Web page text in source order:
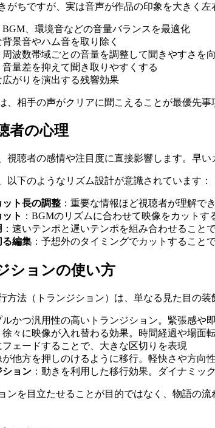
がちですが、実は音声が作品の印象を大きく
BGM、環境音などの音量バランスを最適化
背景音やハム音を取り除く
周波数帯域ごとの音量を調整して聞きやすさを
音量差を抑えて聞き取りやすくする
がりを演出する残響効果
、相手の声がクリアに聞こえることが最優先
者の心理
視聴者の感情や注目度に直接影響します。早
以下のようなリズム設計が意識されています：
ト長の調整 ：重要な情報ほど視聴者が理解で
ト ：BGMのリズムに合わせて映像をカットす
：速いテンポと遅いテンポを組み合わせること
る編集 ：予想外のタイミングでカットすること
ションの使い方
方法（トランジション）は、単なる見た目の
ルかつ汎用性の高いトランジション。緊張感や
徐々に映像が入れ替わる効果。時間経過や場面
フェードすることで、大きな区切りを表現
他方を押しのけるように移行。軽快さや方向
ション ：動きを利用した移行効果。ダイナミッ
ンを目立たせることが目的ではなく、物語の